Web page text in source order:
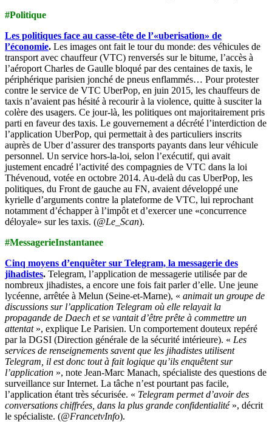
#Politique
Les politiques face au casse-tête de l’«uberisation» de
l’économie. Les images ont fait le tour du monde: des véhicules de
transport avec chauffeur (VTC) renversés sur le bitume, l’accès à
l’aéroport Charles de Gaulle bloqué par des centaines de taxis, le
périphérique parisien jonché de pneus enflammés… Pour protester
contre le service de VTC UberPop, en juin 2015, les chauffeurs de
taxis n’avaient pas hésité à recourir à la violence, quitte à susciter la
colère des usagers. Ce jour-là, les politiques ont majoritairement pris
parti en faveur des taxis. Le gouvernement a décrété l’interdiction de
l’application UberPop, qui permettait à des particuliers inscrits
auprès de Uber d’assurer des transports payants dans leur véhicule
personnel. Un service hors-la-loi, selon l’exécutif, qui avait
justement encadré l’activité des compagnies de VTC dans la loi
Thévenoud, votée en octobre 2014. Au-delà du cas UberPop, les
politiques, du Front de gauche au FN, avaient développé une
kyrielle d’arguments contre la plateforme de VTC, lui reprochant
notamment d’échapper à l’impôt et d’exercer une «concurrence
déloyale» sur les taxis. (@Le_Scan).
#MessagerieInstantanee
Cinq moyens d’enquêter sur Telegram, la messagerie des
jihadistes. Telegram, l’application de messagerie utilisée par de
nombreux jihadistes, a encore une fois fait parler d’elle. Une jeune
lycéenne, arrêtée à Melun (Seine-et-Marne), « animait un groupe de
discussions sur l’application Telegram où elle relayait la
propagande de Daech et se vantait d’être prête à commettre un
attentat», explique Le Parisien. Un comportement douteux repéré
par la DGSI (Direction générale de la sécurité intérieure). « Les
services de renseignements savent que les jihadistes utilisent
Telegram, il est donc tout à fait logique qu’ils enquêtent sur
l’application », note Jean-Marc Manach, spécialiste des questions de
surveillance sur Internet. La tâche n’est pourtant pas facile,
l’application étant très sécurisée. « Telegram permet d’avoir des
conversations chiffrées, dans la plus grande confidentialité », décrit
le spécialiste. (@FrancetvInfo).